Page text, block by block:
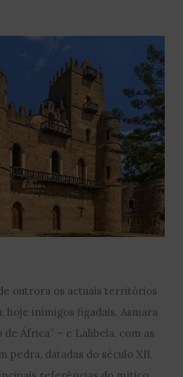
outrora os actuais territórios
hoje inimigos figadais. Asmara
África” – e Lalibela, com as
pedra, datadas do século XII,